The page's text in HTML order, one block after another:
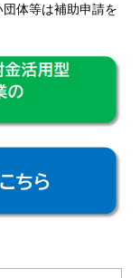
体等は補助申請を